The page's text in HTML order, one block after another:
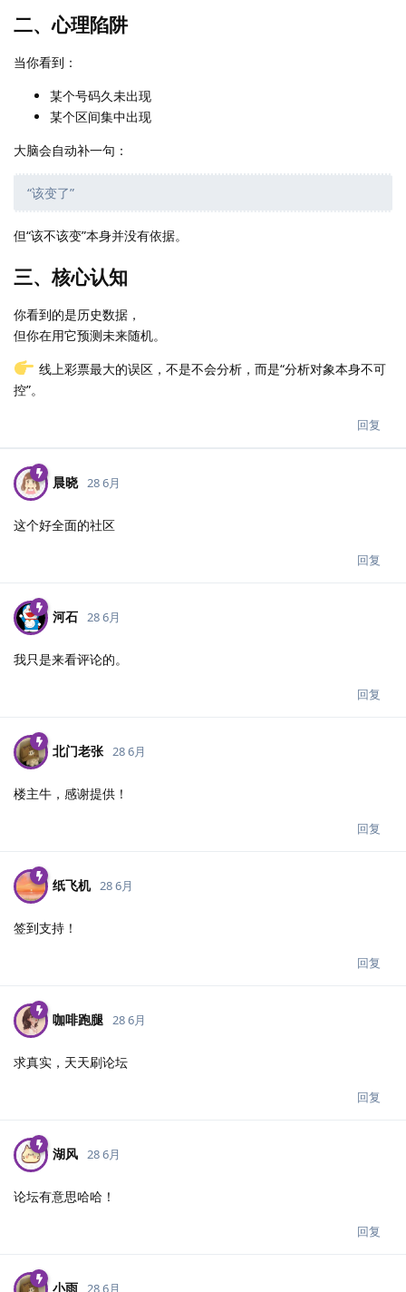
二、心理陷阱
当你看到：
某个号码久未出现
某个区间集中出现
大脑会自动补一句：
“该变了”
但“该不该变”本身并没有依据。
三、核心认知
你看到的是历史数据，
但你在用它预测未来随机。
线上彩票最大的误区，不是不会分析，而是“分析对象本身不可
控”。
回复
晨晓 28 6月
这个好全面的社区
回复
河石 28 6月
我只是来看评论的。
回复
北门老张 28 6月
楼主牛，感谢提供！
回复
纸飞机 28 6月
签到支持！
回复
咖啡跑腿 28 6月
求真实，天天刷论坛
回复
湖风 28 6月
论坛有意思哈哈！
回复
小雨 28 6月